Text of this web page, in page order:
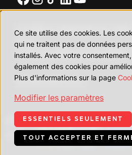
Conditions générales de vente
d.o.o.
Politique relative aux cookies
© 2026 Šraml, d.o.o.
Unsere Innovationsprojekte
Ce site utilise des cookies. Les
qui ne traitent pas de données
installés. Avec votre
également des cookies pour
Plus d'informations sur la page
Modifier les paramètres
ESSENTIELS SEULEMENT
TOUT ACCEPTER ET